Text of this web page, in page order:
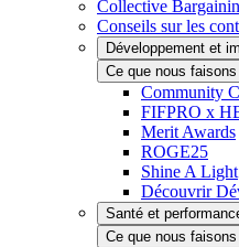
Collective
Conseils sur les
Développement et
Ce que nous faisons
Community
FIFPRO x
Merit Awards
ROGE25
Shine A Light
Découvrir
Santé et
Ce que nous faisons